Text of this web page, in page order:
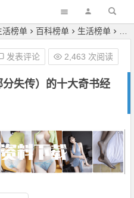
活榜单 百科榜单 生活榜单
失传）的十大奇书经
发表评论 2,463 次阅读